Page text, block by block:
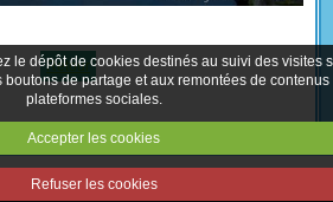
Retour
le dépôt de cookies destinés au suivi des visites
boutons de partage et aux remontées de contenus
plateformes sociales.
Accepter les cookies
Refuser les cookies